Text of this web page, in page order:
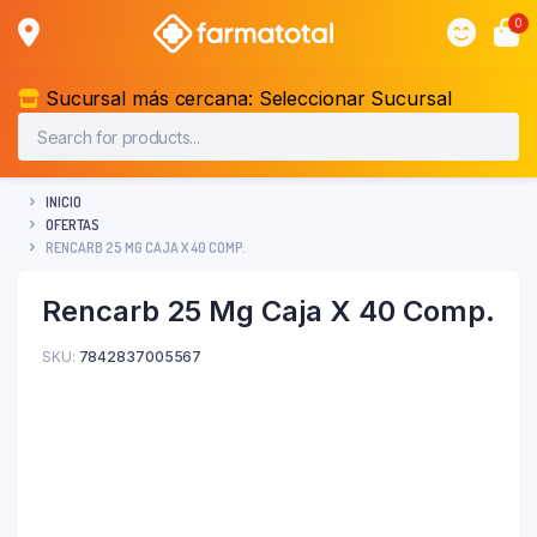
0
Sucursal más cercana: Seleccionar Sucursal
INICIO
OFERTAS
RENCARB 25 MG CAJA X 40 COMP.
Rencarb 25 Mg Caja X 40 Comp.
SKU: 7842837005567